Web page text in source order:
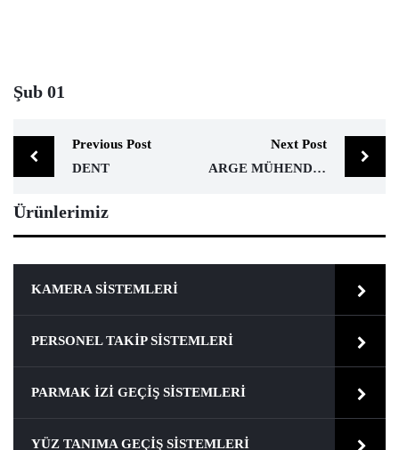
Şub 01
Previous Post
DENT
Next Post
ARGE MÜHENDISLIK
Ürünlerimiz
KAMERA SISTEMLERI
PERSONEL TAKIP SISTEMLERI
PARMAK İZI GEÇIŞ SISTEMLERI
YÜZ TANIMA GEÇIŞ SISTEMLERI